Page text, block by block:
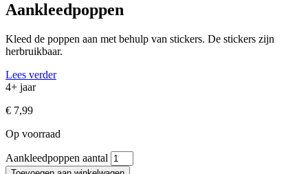
Aankleedpoppen
Kleed de poppen aan met behulp van stickers. De stickers zijn
herbruikbaar.
Lees verder
4+ jaar
€ 7,99
Op voorraad
Aankleedpoppen aantal